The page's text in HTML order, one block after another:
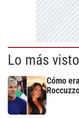
Lo más visto
Cómo